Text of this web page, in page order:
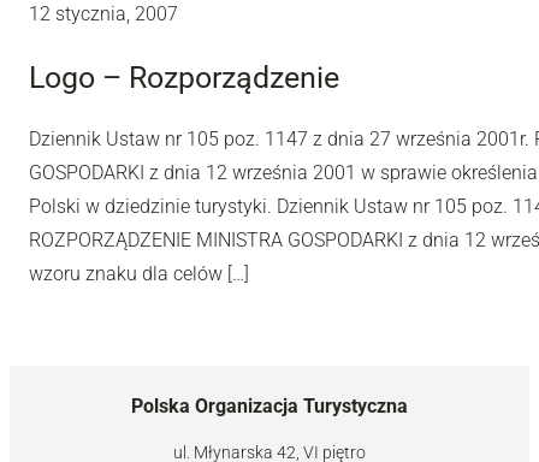
12 stycznia, 2007
Logo – Rozporządzenie
Dziennik Ustaw nr 105 poz. 1147 z dnia 27 września 2001r.
GOSPODARKI z dnia 12 września 2001 w sprawie
Polski w dziedzinie turystyki. Dziennik Ustaw nr 105 poz.
ROZPORZĄDZENIE MINISTRA GOSPODARKI z dnia 12
wzoru znaku dla celów […]
Polska Organizacja Turystyczna
ul. Młynarska 42, VI piętro